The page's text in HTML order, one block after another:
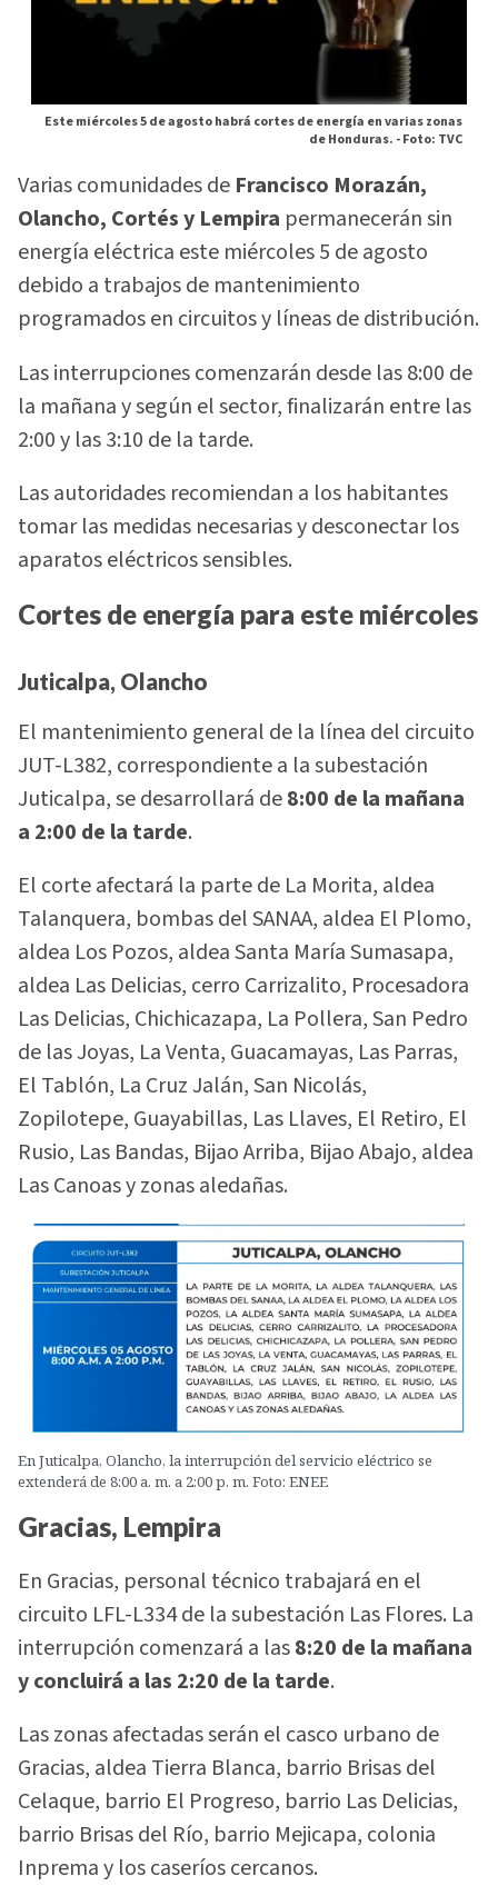
Este miércoles 5 de agosto habrá cortes de energía en varias zonas
de Honduras. -Foto: TVC
Varias comunidades de Francisco Morazán,
Olancho, Cortés y Lempira permanecerán sin
energía eléctrica este miércoles 5 de agosto
debido a trabajos de mantenimiento
programados en circuitos y líneas de distribución.
Las interrupciones comenzarán desde las 8:00 de
la mañana y según el sector, finalizarán entre las
2:00 y las 3:10 de la tarde.
Las autoridades recomiendan a los habitantes
tomar las medidas necesarias y desconectar los
aparatos eléctricos sensibles.
Cortes de energía para este miércoles
Juticalpa, Olancho
El mantenimiento general de la línea del circuito
JUT-L382, correspondiente a la subestación
Juticalpa, se desarrollará de8:00 de la mañana
a 2:00 de la tarde.
El corte afectará la parte de La Morita, aldea
Talanquera, bombas del SANAA, aldea El Plomo,
aldea Los Pozos, aldea Santa María Sumasapa,
aldea Las Delicias, cerro Carrizalito, Procesadora
Las Delicias, Chichicazapa, La Pollera, San Pedro
de las Joyas, La Venta, Guacamayas, Las Parras,
El Tablón, La Cruz Jalán, San Nicolás,
Zopilotepe, Guayabillas, Las Llaves, El Retiro, El
Rusio, Las Bandas, Bijao Arriba, Bijao Abajo, aldea
Las Canoas y zonas aledañas.
En Juticalpa, Olancho, la interrupción del servicio eléctrico se
extenderá de 8:00 a. m. a 2:00 p. m. Foto: ENEE
Gracias, Lempira
En Gracias, personal técnico trabajará en el
circuito LFL-L334 de la subestación Las Flores. La
interrupción comenzará a las8:20 de la mañana
y concluirá a las 2:20 de la tarde.
Las zonas afectadas serán el casco urbano de
Gracias, aldea Tierra Blanca, barrio Brisas del
Celaque, barrio El Progreso, barrio Las Delicias,
barrio Brisas del Río, barrio Mejicapa, colonia
Inprema y los caseríos cercanos.